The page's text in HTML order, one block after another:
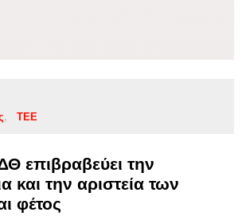
ΤΕΕ
επιβραβεύει την
και την αριστεία των
φέτος